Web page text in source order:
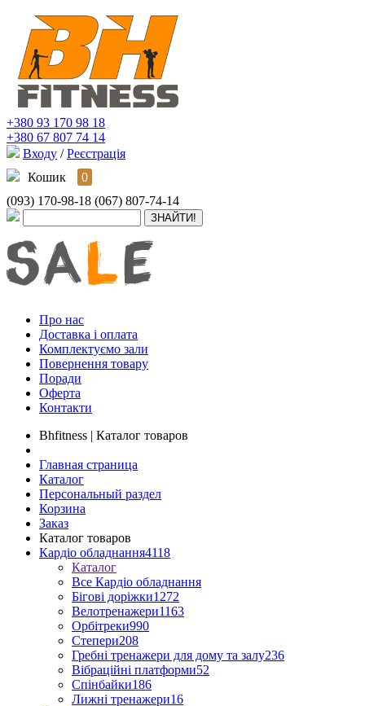
+380 93 170 98 18
+380 67 807 74 14
Входу / Реєстрація
Кошик
0
(093) 170-98-18 (067) 807-74-14
Про нас
Доставка і оплата
Комплектуємо зали
Повернення товару
Поради
Оферта
Контакти
Bhfitness | Каталог товаров
Главная страница
Каталог
Персональный раздел
Корзина
Заказ
Каталог товаров
Кардіо обладнання4118
Каталог
Все Кардіо обладнання
Бігові доріжки1272
Велотренажери1163
Орбітреки990
Степери208
Гребні тренажери для дому та залу236
Вібраційні платформи52
Спінбайки186
Лижні тренажери16